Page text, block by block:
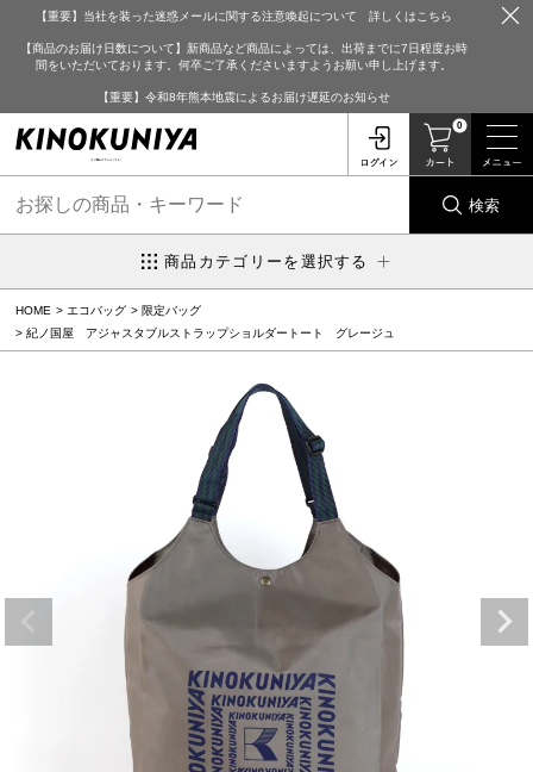
【重要】当社を装った迷惑メールに関する注意喚起について 詳しくはこちら
【商品のお届け日数について】新商品など商品によっては、出荷までに7日程度お時
間をいただいております。何卒ご了承くださいますようお願い申し上げます。
【重要】令和8年熊本地震によるお届け遅延のお知らせ
0
検索
商品カテゴリーを選択する
HOME エコバッグ
限定バッグ
紀ノ国屋 アジャスタブルストラップショルダートート グレージュ